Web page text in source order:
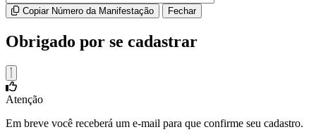
Copiar Número da Manifestação Fechar
Obrigado por se cadastrar
Atenção
Em breve você receberá um e-mail para que confirme seu cadastro.